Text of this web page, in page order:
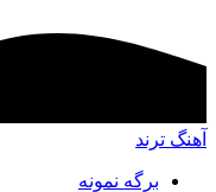
آهنگ ترند
برگه نمونه